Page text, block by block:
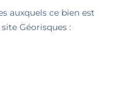
auxquels ce bien est
Géorisques :